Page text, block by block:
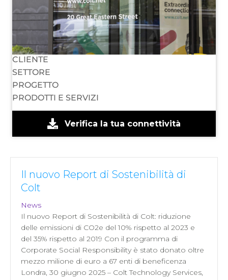
CLIENTE
SETTORE
PROGETTO
PRODOTTI E SERVIZI
Verifica la tua connettività
Il nuovo Report di Sostenibilità di
Colt
News
Il nuovo Report di Sostenibilità di Colt: riduzione
delle emissioni di CO2e del 10% rispetto al 2023 e
del 35% rispetto al 2019 Con il programma di
Corporate Social Responsibility è stato donato oltre
mezzo milione di euro a 67 enti di beneficenza
Londra, 30 giugno 2025 – Colt Technology Services,